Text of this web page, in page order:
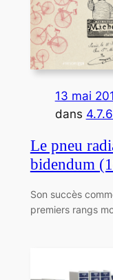
13 mai
dans
Le pneu
bidendum
Son succès
premiers rangs